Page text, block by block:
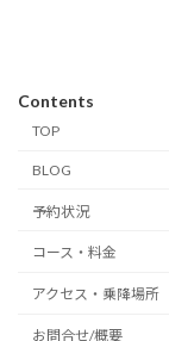
Contents
TOP
BLOG
予約状況
コース・料金
アクセス・乗降場所
お問合せ/概要